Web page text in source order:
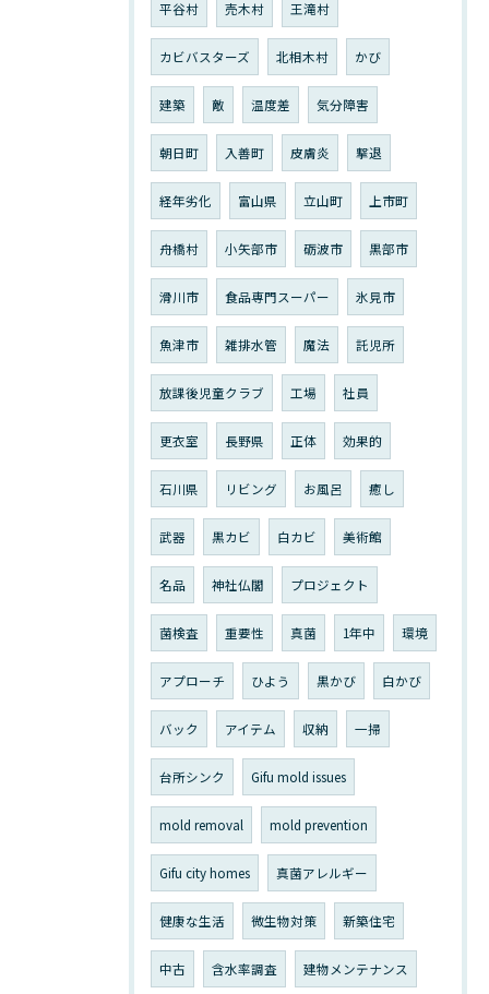
平谷村 売木村 王滝村
カビバスターズ 北相木村 かび
建築 敵 温度差 気分障害
朝日町 入善町 皮膚炎 撃退
経年劣化 富山県 立山町 上市町
舟橋村 小矢部市 砺波市 黒部市
滑川市 食品専門スーパー 氷見市
魚津市 雑排水管 魔法 託児所
放課後児童クラブ 工場 社員
更衣室 長野県 正体 効果的
石川県 リビング お風呂 癒し
武器 黒カビ 白カビ 美術館
名品 神社仏閣 プロジェクト
菌検査 重要性 真菌 1年中 環境
アプローチ ひよう 黒かび 白かび
バック アイテム 収納 一掃
台所シンク Gifu mold issues
mold removal mold prevention
Gifu city homes 真菌アレルギー
健康な生活 微生物対策 新築住宅
中古 含水率調査 建物メンテナンス